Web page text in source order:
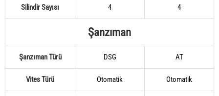
Silindir Sayısı 4 4
Şanzıman
Şanzıman Türü DSG AT
Vites Türü Otomatik Otomatik